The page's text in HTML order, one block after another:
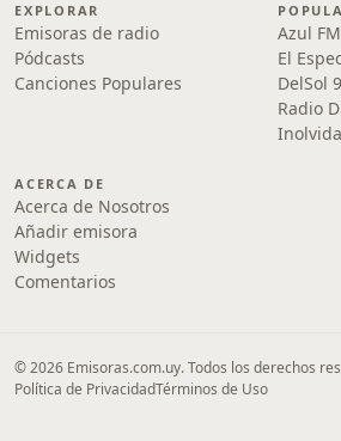
EXPLORAR
Emisoras de radio
Pódcasts
Canciones Populares
Azul
El
DelSol
Radio
ACERCA DE
Acerca de Nosotros
Añadir emisora
Widgets
Comentarios
© 2026 Emisoras.com.uy. Todos los derechos
Política de PrivacidadTérminos de Uso